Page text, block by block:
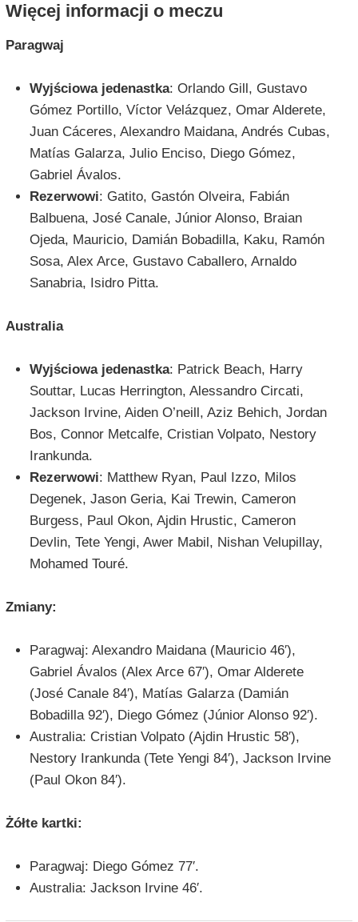
Więcej informacji o meczu
Paragwaj
Wyjściowa jedenastka: Orlando Gill, Gustavo
Gómez Portillo, Víctor Velázquez, Omar Alderete,
Juan Cáceres, Alexandro Maidana, Andrés Cubas,
Matías Galarza, Julio Enciso, Diego Gómez,
Gabriel Ávalos.
Rezerwowi: Gatito, Gastón Olveira, Fabián
Balbuena, José Canale, Júnior Alonso, Braian
Ojeda, Mauricio, Damián Bobadilla, Kaku, Ramón
Sosa, Alex Arce, Gustavo Caballero, Arnaldo
Sanabria, Isidro Pitta.
Australia
Wyjściowa jedenastka: Patrick Beach, Harry
Souttar, Lucas Herrington, Alessandro Circati,
Jackson Irvine, Aiden O’neill, Aziz Behich, Jordan
Bos, Connor Metcalfe, Cristian Volpato, Nestory
Irankunda.
Rezerwowi: Matthew Ryan, Paul Izzo, Milos
Degenek, Jason Geria, Kai Trewin, Cameron
Burgess, Paul Okon, Ajdin Hrustic, Cameron
Devlin, Tete Yengi, Awer Mabil, Nishan Velupillay,
Mohamed Touré.
Zmiany:
Paragwaj: Alexandro Maidana (Mauricio 46′),
Gabriel Ávalos (Alex Arce 67′), Omar Alderete
(José Canale 84′), Matías Galarza (Damián
Bobadilla 92′), Diego Gómez (Júnior Alonso 92′).
Australia: Cristian Volpato (Ajdin Hrustic 58′),
Nestory Irankunda (Tete Yengi 84′), Jackson Irvine
(Paul Okon 84′).
Żółte kartki:
Paragwaj: Diego Gómez 77′.
Australia: Jackson Irvine 46′.